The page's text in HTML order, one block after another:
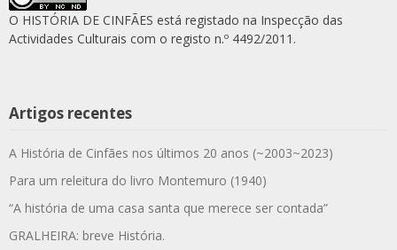
O HISTÓRIA DE CINFÃES está registado na Inspecção das
Actividades Culturais com o registo n.º 4492/2011.
Artigos recentes
A História de Cinfães nos últimos 20 anos (~2003~2023)
Para um releitura do livro Montemuro (1940)
“A história de uma casa santa que merece ser contada”
GRALHEIRA: breve História.